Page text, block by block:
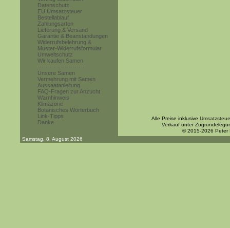
Datenschutz
EU Umsatzsteuer
Bestellablauf
Zahlungsarten
Lieferung & Versand
Garantie & Beanstandungen
Widerrufsbelehrung &
Muster-Widerrufsformular
Umweltschutz
Wir kaufen Samen
------------------------
Unsere Samen
Vermehrung mit Samen
Aussaatanleitung
FAQ-Fragen zur Anzucht
Warnhinweis
Klimazone
Botanisches Wörterbuch
Link-Tipps
Danke
Alle Preise inklusive
Verkauf unter
© 2015-2026 Peter
Samstag, 8. August 2026